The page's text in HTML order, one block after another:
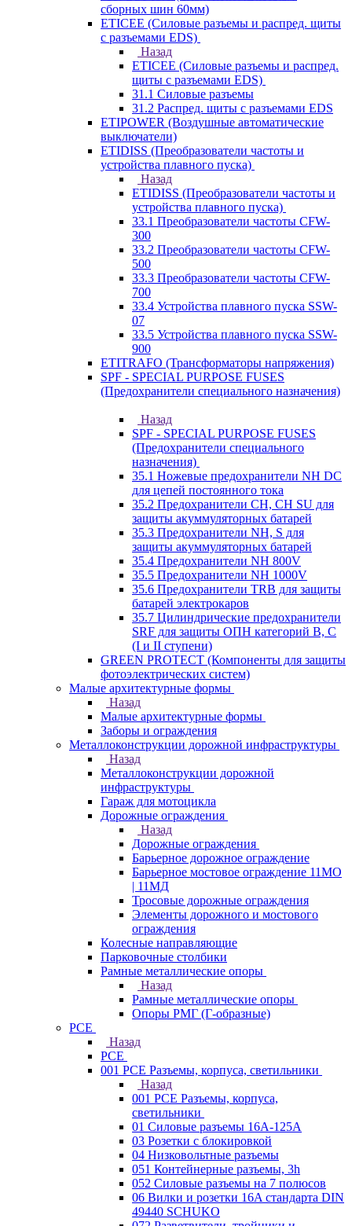
сборных шин 60мм)
ETICEE (Силовые разъемы и распред. щиты
с разъемами EDS)
Назад
ETICEE (Силовые разъемы и распред.
щиты с разъемами EDS)
31.1 Силовые разъемы
31.2 Распред. щиты с разъемами EDS
ETIPOWER (Воздушные автоматические
выключатели)
ETIDISS (Преобразователи частоты и
устройства плавного пуска)
Назад
ETIDISS (Преобразователи частоты и
устройства плавного пуска)
33.1 Преобразователи частоты CFW-
300
33.2 Преобразователи частоты CFW-
500
33.3 Преобразователи частоты CFW-
700
33.4 Устройства плавного пуска SSW-
07
33.5 Устройства плавного пуска SSW-
900
ETITRAFO (Трансформаторы напряжения)
SPF - SPECIAL PURPOSE FUSES
(Предохранители специального назначения)
Назад
SPF - SPECIAL PURPOSE FUSES
(Предохранители специального
назначения)
35.1 Ножевые предохранители NH DC
для цепей постоянного тока
35.2 Предохранители CH, CH SU для
защиты акуммуляторных батарей
35.3 Предохранители NH, S для
защиты акуммуляторных батарей
35.4 Предохранители NH 800V
35.5 Предохранители NH 1000V
35.6 Предохранители TRB для защиты
батарей электрокаров
35.7 Цилиндрические предохранители
SRF для защиты ОПН категорий B, C
(I и II ступени)
GREEN PROTECT (Компоненты для защиты
фотоэлектрических систем)
Малые архитектурные формы
Назад
Малые архитектурные формы
Заборы и ограждения
Металлоконструкции дорожной инфраструктуры
Назад
Металлоконструкции дорожной
инфраструктуры
Гараж для мотоцикла
Дорожные ограждения
Назад
Дорожные ограждения
Барьерное дорожное ограждение
Барьерное мостовое ограждение 11МО
| 11МД
Тросовые дорожные ограждения
Элементы дорожного и мостового
ограждения
Колесные направляющие
Парковочные столбики
Рамные металлические опоры
Назад
Рамные металлические опоры
Опоры РМГ (Г-образные)
PCE
Назад
PCE
001 PCE Разъемы, корпуса, светильники
Назад
001 PCE Разъемы, корпуса,
светильники
01 Силовые разъемы 16А-125А
03 Розетки с блокировкой
04 Низковольтные разъемы
051 Контейнерные разъемы, 3h
052 Силовые разъемы на 7 полюсов
06 Вилки и розетки 16A стандарта DIN
49440 SCHUKO